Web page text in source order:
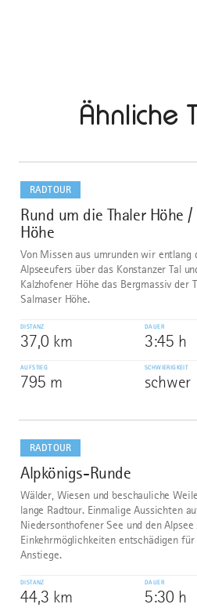
Ähnliche
RADTOUR
1
Rund um die Thaler Höhe /
Höhe
Von Missen aus umrunden wir entlang
Alpseeufers über das Konstanzer Tal
Kalzhofener Höhe das Bergmassiv der
Salmaser Höhe.
DISTANZ
37,0 km
DAUER
3:45 h
AUFSTIEG
795 m
SCHWIERIGKEIT
schwer
dazu
RADTOUR
2
Alpkönigs-Runde
Wälder, Wiesen und beschauliche
lange Radtour. Einmalige Aussichten
Niedersonthofener See und den
Einkehrmöglichkeiten entschädigen für
Anstiege.
DISTANZ
44,3 km
DAUER
5:30 h
dazu